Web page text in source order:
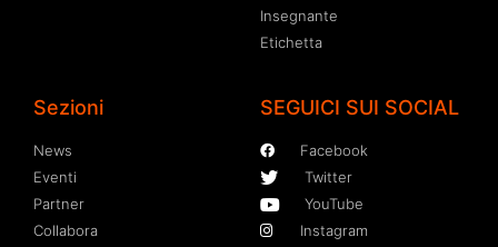
Insegnante
Etichetta
Sezioni
News
Eventi
Partner
Collabora
SEGUICI SUI SOCIAL
Facebook
Twitter
YouTube
Instagram